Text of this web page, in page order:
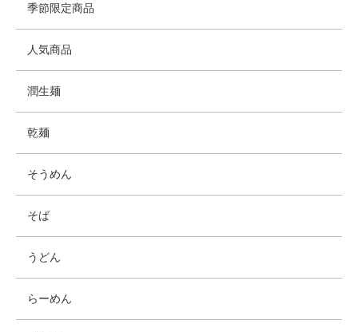
季節限定商品
人気商品
潤生麺
乾麺
そうめん
そば
うどん
らーめん